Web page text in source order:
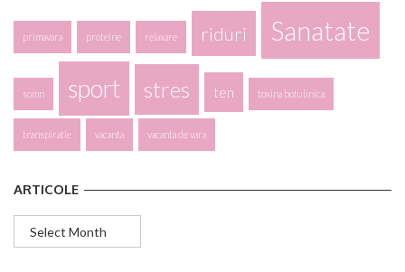
primavara proteine relaxare riduri Sanatate
somn sport stres ten toxina botulinica
transpiratie vacanta vacanta de vara
ARTICOLE
Articole